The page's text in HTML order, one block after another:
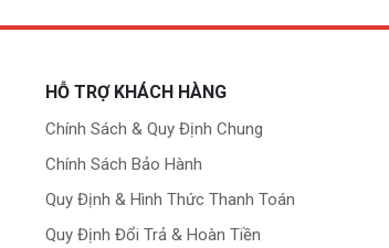
HỖ TRỢ KHÁCH HÀNG
Chính Sách & Quy Định Chung
Chính Sách Bảo Hành
Quy Định & Hình Thức Thanh Toán
Quy Định Đổi Trả & Hoàn Tiền